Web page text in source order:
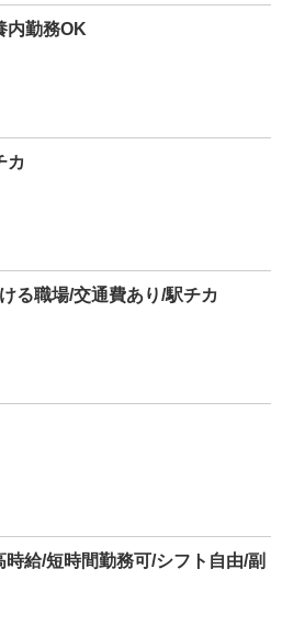
内勤務OK
カ
る職場/交通費あり/駅チカ
給/短時間勤務可/シフト自由/副